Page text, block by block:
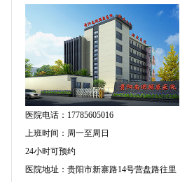
医院电话：17785605016
上班时间：周一至周日
24小时可预约
医院地址：贵阳市新寨路14号营盘路往里